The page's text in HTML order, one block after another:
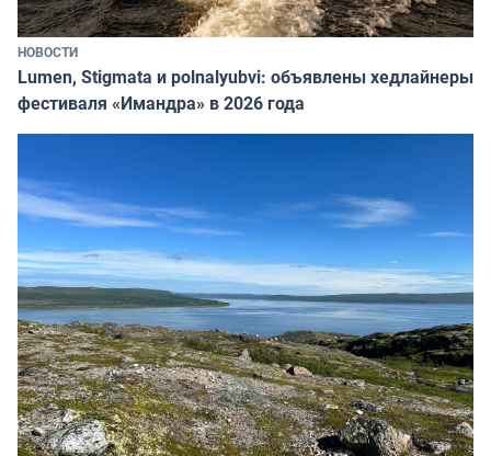
НОВОСТИ
Lumen, Stigmata и polnalyubvi: объявлены хедлайнеры
фестиваля «Имандра» в 2026 года